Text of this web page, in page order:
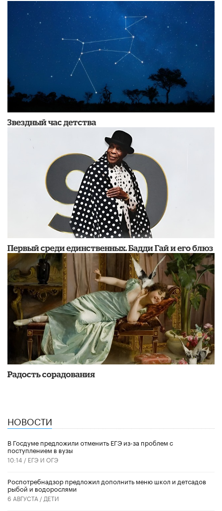
Звездный час детства
Первый среди единственных. Бадди Гай и его блюз
Радость сорадования
НОВОСТИ
В Госдуме предложили отменить ЕГЭ из-за проблем с
поступлением в вузы
10:14 / ЕГЭ И ОГЭ
Роспотребнадзор предложил дополнить меню школ и детсадов
рыбой и водорослями
6 АВГУСТА / ДЕТИ